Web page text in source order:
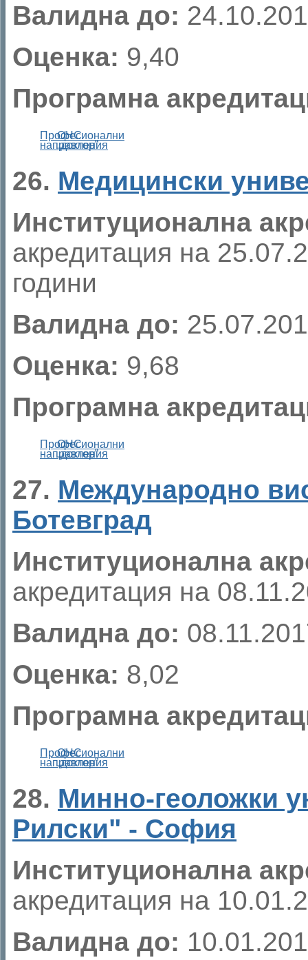
Валидна до:
Оценка: 9,40
Програмна
Професионални
направления
ОНС
„доктор”
26. Медицински
Институционална
акредитация на
години
Валидна до:
Оценка: 9,68
Програмна
Професионални
направления
ОНС
„доктор”
27. Международно
Ботевград
Институционална
акредитация на
Валидна до:
Оценка: 8,02
Програмна
Професионални
направления
ОНС
„доктор”
28. Минно-геоложки
Рилски" - София
Институционална
акредитация на
Валидна до: